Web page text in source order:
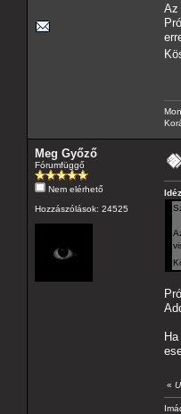
Az
Meg Győző
Fórumfüggő
Nem elérhető
Hozzászólások: 24525
«